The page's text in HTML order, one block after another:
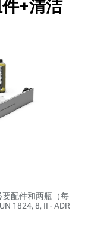
+清洁
配件和两瓶（每
1824, 8, II - ADR